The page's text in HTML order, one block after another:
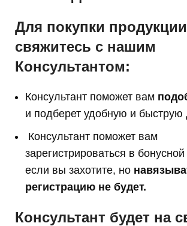
Для покупки продукции
свяжитесь с нашим
Консультантом:
Консультант поможет вам
и подберет удобную и быструю
Консультант поможет вам
зарегистрироваться в
если вы захотите, но
регистрацию не будет.
Консультант будет на